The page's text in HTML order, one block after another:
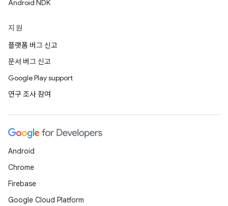
Android NDK
지원
플랫폼 버그 신고
문서 버그 신고
Google Play support
연구 조사 참여
Android
Chrome
Firebase
Google Cloud Platform